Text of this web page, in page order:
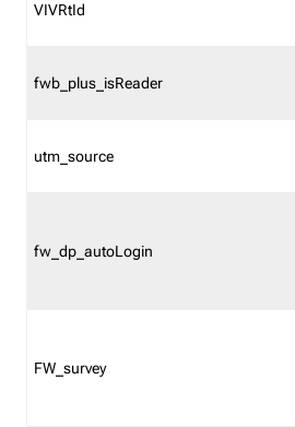
VIVRtId
fwb_plus_isReader
utm_source
fw_dp_autoLogin
FW_survey